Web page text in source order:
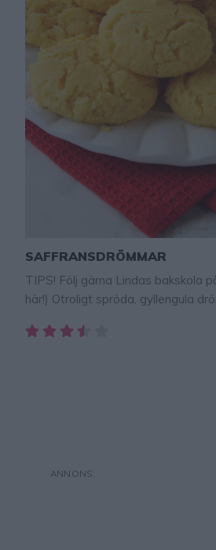
SAFFRANSDRÖMMAR
TIPS! Följ gärna Lindas bakskola
här!) Otroligt spröda, gyllengula
himmelskt gott och är mycket lätta